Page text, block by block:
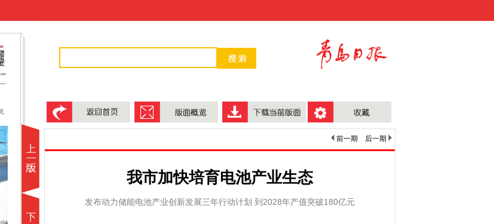
前一期 后一期
我市加快培育电池产业生态
发布动力储能电池产业创新发展三年行动计划 到2028年产值突破180亿元